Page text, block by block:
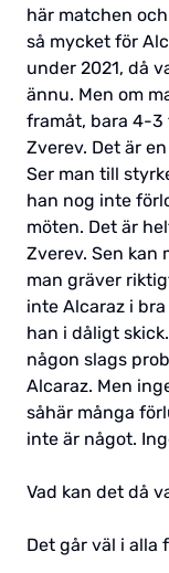
här matchen
så mycket för
under 2021, då
ännu. Men om
framåt, bara 4-3
Zverev. Det är
Ser man till
han nog inte
möten. Det är
Zverev. Sen
man gräver
inte Alcaraz i
han i dåligt
någon slags
Alcaraz. Men
såhär många
inte är något.
Vad kan det då
Det går väl i alla